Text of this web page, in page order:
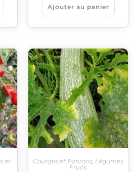
Ajouter au panier
et
Courges et Potirons, Légumes
Fruits